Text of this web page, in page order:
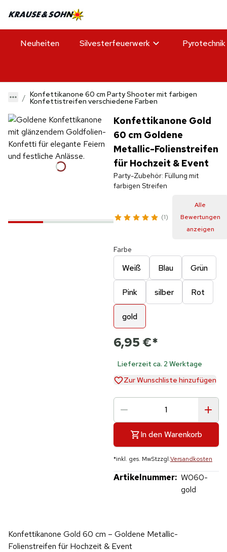
Neuheiten Silvesterfeuerwerk Pyrotechnik
Konfettikanone 60 cm Party Shooter mit farbigen
Konfettistreifen verschiedene Farben
Konfettikanone Gold
60 cm Goldene
Metallic-Folienstreifen
für Hochzeit & Event
Party-Zubehör: Füllung mit
farbigen Streifen
1
Alle
Bewertungen
anzeigen
Farbe
Weiß Blau Grün
Pink silber Rot
gold
6,95 €*
Lieferzeit ca. 2 Werktage
Zur Wunschliste hinzufügen
In den Warenkorb
*inkl. ges. MwStzzgl.Versandkosten
Artikelnummer: W060-
gold
Konfettikanone Gold 60 cm – Goldene Metallic-
Folienstreifen für Hochzeit & Event